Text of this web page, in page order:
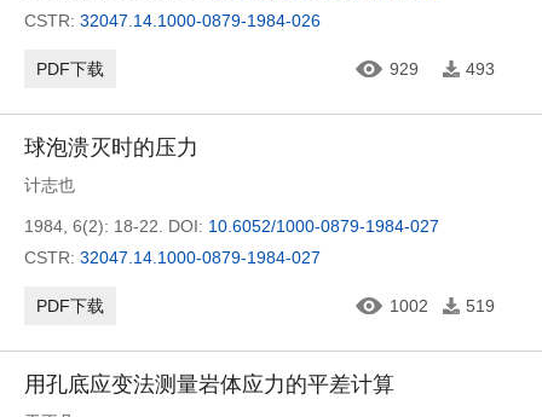
CSTR: 32047.14.1000-0879-1984-026
PDF下载 929 493
球泡溃灭时的压力
计志也
1984, 6(2): 18-22. DOI: 10.6052/1000-0879-1984-027
CSTR: 32047.14.1000-0879-1984-027
PDF下载 1002 519
用孔底应变法测量岩体应力的平差计算